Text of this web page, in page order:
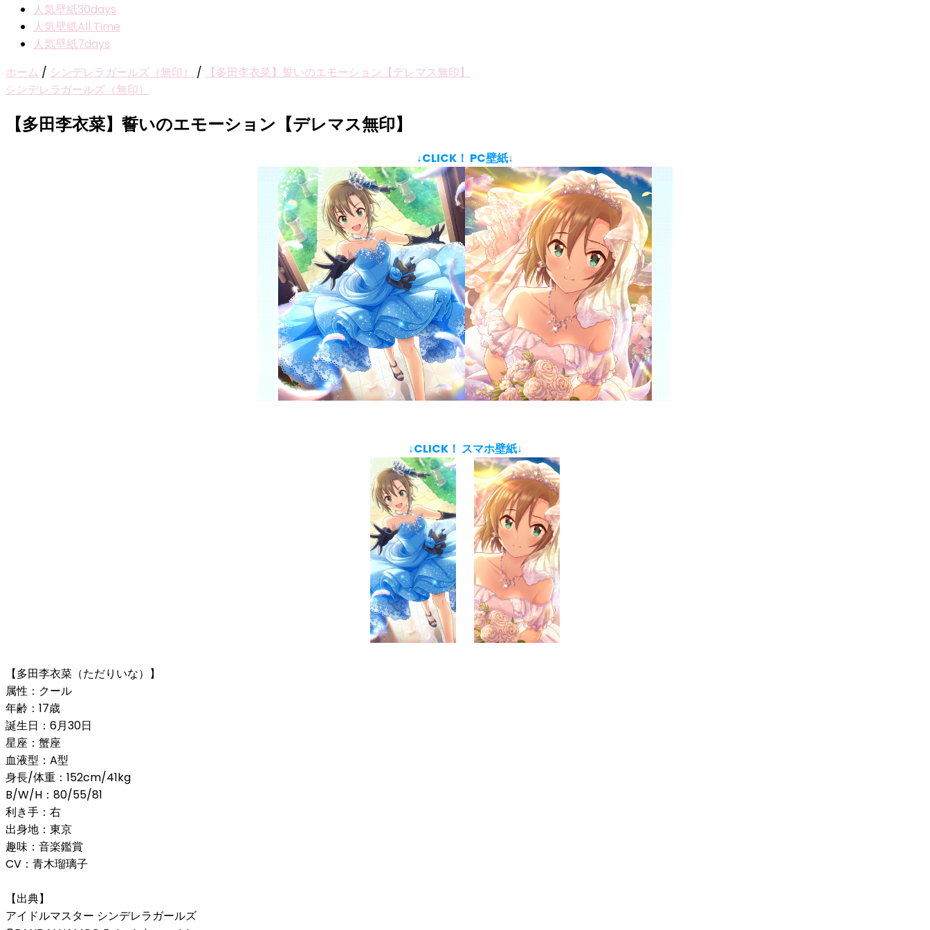
人気壁紙30days
人気壁紙All Time
人気壁紙7days
ホーム / シンデレラガールズ（無印） /
【多田李衣菜】誓いのエモーション【デレマス無印】
シンデレラガールズ（無印）
【多田李衣菜】誓いのエモーション【デレマス無印】
↓CLICK！ PC壁紙↓
↓CLICK！ スマホ壁紙↓
【多田李衣菜（ただりいな）】
属性：クール
年齢：17歳
誕生日：6月30日
星座：蟹座
血液型：A型
身長/体重：152cm/41kg
B/W/H：80/55/81
利き手：右
出身地：東京
趣味：音楽鑑賞
CV：青木瑠璃子
【出典】
アイドルマスター シンデレラガールズ